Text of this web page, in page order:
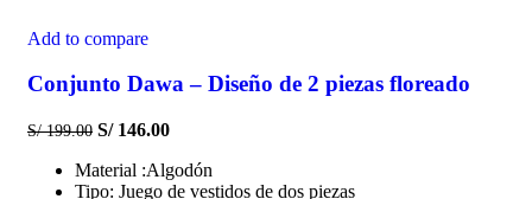
Add to compare
Conjunto Dawa – Diseño de 2 piezas floreado
S/199.00 S/146.00
Material :Algodón
Tipo: Juego de vestidos de dos piezas